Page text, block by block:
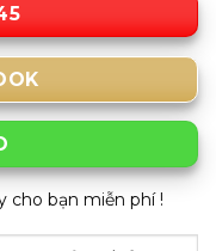
cho bạn miễn phí !